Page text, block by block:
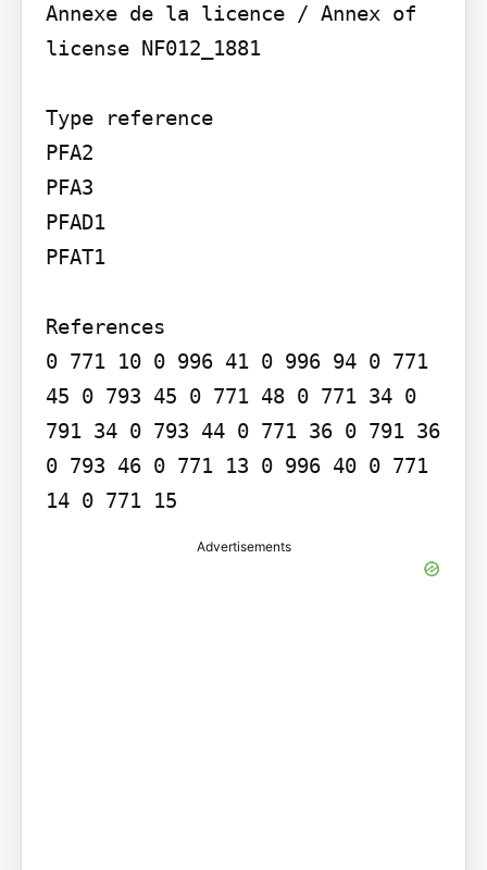
Annexe de la licence / Annex of
license NF012_1881
Type reference
PFA2
PFA3
PFAD1
PFAT1
References
0 771 10 0 996 41 0 996 94 0 771
45 0 793 45 0 771 48 0 771 34 0
791 34 0 793 44 0 771 36 0 791 36
0 793 46 0 771 13 0 996 40 0 771
14 0 771 15
Advertisements